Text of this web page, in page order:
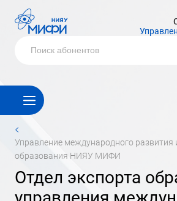
<
управление международного развития и экспорта
образования НИЯУ МИФИ
отдел экспорта образования